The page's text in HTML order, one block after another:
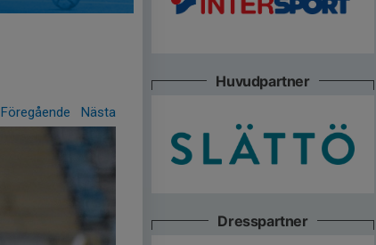
Föregående Nästa
Huvudpartner
Dresspartner